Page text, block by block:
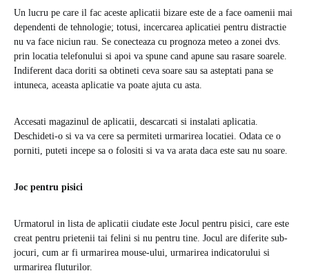
Un lucru pe care il fac aceste aplicatii bizare este de a face oamenii mai
dependenti de tehnologie; totusi, incercarea aplicatiei pentru distractie
nu va face niciun rau. Se conecteaza cu prognoza meteo a zonei dvs.
prin locatia telefonului si apoi va spune cand apune sau rasare soarele.
Indiferent daca doriti sa obtineti ceva soare sau sa asteptati pana se
intuneca, aceasta aplicatie va poate ajuta cu asta.
Accesati magazinul de aplicatii, descarcati si instalati aplicatia.
Deschideti-o si va va cere sa permiteti urmarirea locatiei. Odata ce o
porniti, puteti incepe sa o folositi si va va arata daca este sau nu soare.
Joc pentru pisici
Urmatorul in lista de aplicatii ciudate este Jocul pentru pisici, care este
creat pentru prietenii tai felini si nu pentru tine. Jocul are diferite sub-
jocuri, cum ar fi urmarirea mouse-ului, urmarirea indicatorului si
urmarirea fluturilor.